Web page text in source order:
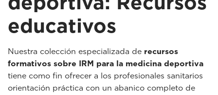
educativos
Nuestra colección especializada de recursos
formativos sobre IRM para la medicina deportiva
tiene como fin ofrecer a los profesionales sanitarios
orientación práctica con un abanico completo de